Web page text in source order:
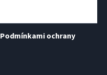
Podmínkami ochrany